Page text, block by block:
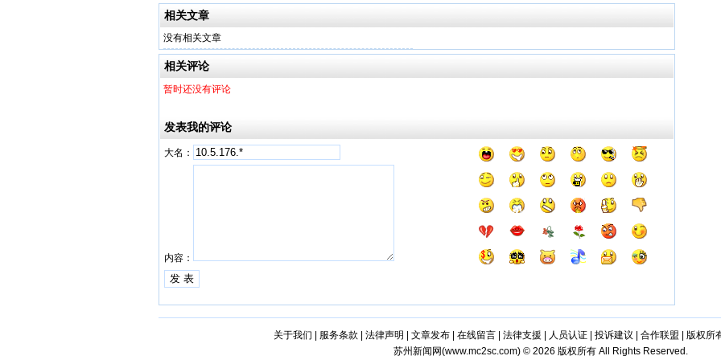
相关文章
没有相关文章
相关评论
暂时还没有评论
发表我的评论
大名：
内容：
关于我们 服务条款 法律声明 文章发布| 在线留言| 法律支援 人员认证| 投诉建议 合作联盟 版权所
苏州新闻网(www.mc2sc.com) © 2026 版权所有 All Rights Reserved.